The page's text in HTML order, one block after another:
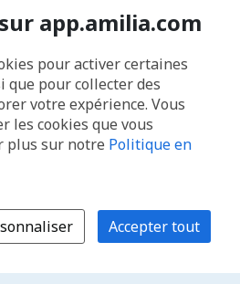
app.amilia.com
pour activer certaines
pour collecter des
votre expérience. Vous
les cookies que vous
plus sur notre Politique en
Accepter tout